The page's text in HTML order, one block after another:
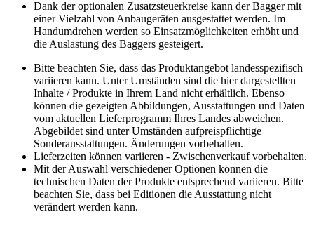
Dank der optionalen Zusatzsteuerkreise kann der Bagger mit
einer Vielzahl von Anbaugeräten ausgestattet werden. Im
Handumdrehen werden so Einsatzmöglichkeiten erhöht und
die Auslastung des Baggers gesteigert.
Bitte beachten Sie, dass das Produktangebot landesspezifisch
variieren kann. Unter Umständen sind die hier dargestellten
Inhalte / Produkte in Ihrem Land nicht erhältlich. Ebenso
können die gezeigten Abbildungen, Ausstattungen und Daten
vom aktuellen Lieferprogramm Ihres Landes abweichen.
Abgebildet sind unter Umständen aufpreispflichtige
Sonderausstattungen. Änderungen vorbehalten.
Lieferzeiten können variieren - Zwischenverkauf vorbehalten.
Mit der Auswahl verschiedener Optionen können die
technischen Daten der Produkte entsprechend variieren. Bitte
beachten Sie, dass bei Editionen die Ausstattung nicht
verändert werden kann.